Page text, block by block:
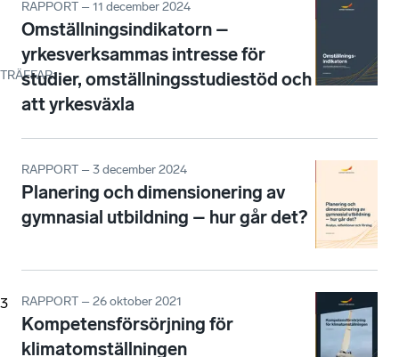
TRÄFFAR:
3
RAPPORT – 11 december 2024
Omställningsindikatorn –
yrkesverksammas intresse för
studier, omställningsstudiestöd och
att yrkesväxla
RAPPORT – 3 december 2024
Planering och dimensionering av
gymnasial utbildning – hur går det?
RAPPORT – 26 oktober 2021
Kompetensförsörjning för
klimatomställningen